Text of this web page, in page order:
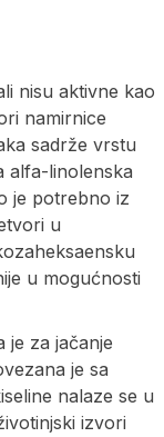
nisu aktivne kao
namirnice
sadrže vrstu
alfa-linolenska
je potrebno iz
u
u mogućnosti
je za jačanje
je sa
nalaze se u
izvori